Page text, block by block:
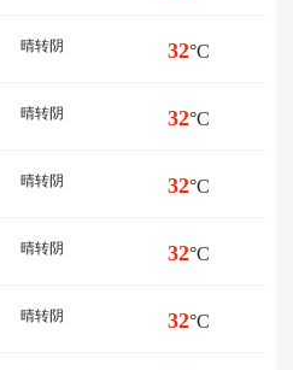
晴转阴 32°C
晴转阴 32°C
晴转阴 32°C
晴转阴 32°C
晴转阴 32°C